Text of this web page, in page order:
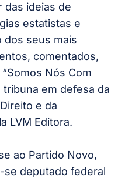
das ideias de
estatistas e
dos seus mais
comentados,
Nós Com
tribuna em defesa da
e da
LVM Editora.
ao Partido Novo,
se deputado federal